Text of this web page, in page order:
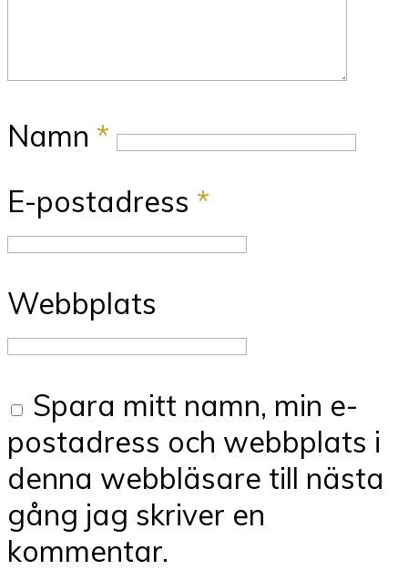
Namn *
E-postadress *
Webbplats
Spara mitt namn, min e-
postadress och webbplats i
denna webbläsare till nästa
gång jag skriver en
kommentar.